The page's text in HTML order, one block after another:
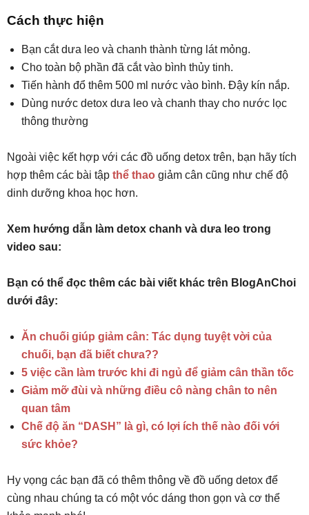
Cách thực hiện
Bạn cắt dưa leo và chanh thành từng lát mỏng.
Cho toàn bộ phần đã cắt vào bình thủy tinh.
Tiến hành đổ thêm 500 ml nước vào bình. Đậy kín nắp.
Dùng nước detox dưa leo và chanh thay cho nước lọc
thông thường
Ngoài việc kết hợp với các đồ uống detox trên, bạn hãy tích
hợp thêm các bài tập thể thao giảm cân cũng như chế độ
dinh dưỡng khoa học hơn.
Xem hướng dẫn làm detox chanh và dưa leo trong
video sau:
Bạn có thể đọc thêm các bài viết khác trên BlogAnChoi
dưới đây:
Ăn chuối giúp giảm cân: Tác dụng tuyệt vời của
chuối, bạn đã biết chưa??
5 việc cần làm trước khi đi ngủ để giảm cân thần tốc
Giảm mỡ đùi và những điều cô nàng chân to nên
quan tâm
Chế độ ăn “DASH” là gì, có lợi ích thế nào đối với
sức khỏe?
Hy vọng các bạn đã có thêm thông về đồ uống detox để
cùng nhau chúng ta có một vóc dáng thon gọn và cơ thể